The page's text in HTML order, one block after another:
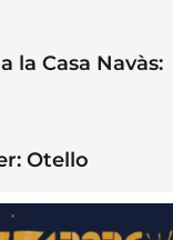
la Casa Navàs:
Otello